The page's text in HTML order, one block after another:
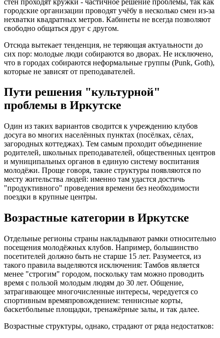
городские организации проводят учёбу в несколько смен из-за
нехватки квадратных метров. Кабинеты не всегда позволяют
свободно общаться друг с другом.
Отсюда вытекает тенденция, не теряющая актуальности до
сих пор: молодые люди собираются во дворах. Не исключено,
что в городах собираются неформальные группы (Punk, Goth),
которые не зависят от преподавателей.
Пути решения "культурной"
проблемы в Иркутске
Один из таких вариантов сводится к учреждению клубов
досуга во многих населённых пунктах (посёлках, сёлах,
загородных коттеджах). Тем самым проходит объединение
родителей, школьных преподавателей, общественных центров
и муниципальных органов в единую систему воспитания
молодёжи. Проще говоря, такие структуры появляются по
месту жительства людей: именно там удастся достичь
"продуктивного" проведения времени без необходимости
поездки в крупные центры.
Возрастные категории в Иркутске
Отдельные регионы страны накладывают рамки относительно
посещения молодёжных клубов. Например, большинство
посетителей должно быть не старше 15 лет. Разумеется, из
такого правила выделяются исключения: Тамбов является
менее "строгим" городом, поскольку там можно проводить
время с пользой молодым людям до 30 лет. Общение,
затрагивающее многочисленные интересы, чередуется со
спортивным времяпровождением: теннисные корты,
баскетбольные площадки, тренажёрные залы, и так далее.
Возрастные структуры, однако, страдают от ряда недостатков: